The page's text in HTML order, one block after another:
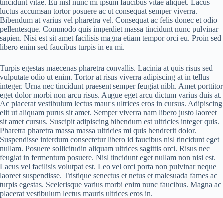
tincidunt vitae. Eu nisl nunc mi ipsum faucibus vitae aliquet. Lacus
luctus accumsan tortor posuere ac ut consequat semper viverra.
Bibendum at varius vel pharetra vel. Consequat ac felis donec et odio
pellentesque. Commodo quis imperdiet massa tincidunt nunc pulvinar
sapien. Nisi est sit amet facilisis magna etiam tempor orci eu. Proin sed
libero enim sed faucibus turpis in eu mi.
Turpis egestas maecenas pharetra convallis. Lacinia at quis risus sed
vulputate odio ut enim. Tortor at risus viverra adipiscing at in tellus
integer. Urna nec tincidunt praesent semper feugiat nibh. Amet porttitor
eget dolor morbi non arcu risus. Augue eget arcu dictum varius duis at.
Ac placerat vestibulum lectus mauris ultrices eros in cursus. Adipiscing
elit ut aliquam purus sit amet. Semper viverra nam libero justo laoreet
sit amet cursus. Suscipit adipiscing bibendum est ultricies integer quis.
Pharetra pharetra massa massa ultricies mi quis hendrerit dolor.
Suspendisse interdum consectetur libero id faucibus nisl tincidunt eget
nullam. Posuere sollicitudin aliquam ultrices sagittis orci. Risus nec
feugiat in fermentum posuere. Nisl tincidunt eget nullam non nisi est.
Lacus vel facilisis volutpat est. Leo vel orci porta non pulvinar neque
laoreet suspendisse. Tristique senectus et netus et malesuada fames ac
turpis egestas. Scelerisque varius morbi enim nunc faucibus. Magna ac
placerat vestibulum lectus mauris ultrices eros in.